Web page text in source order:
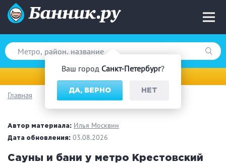
Ваш город Санкт-Петербург?
ДА, ВЕРНО НЕТ
Вид парной
Русская баня
Финская сауна
На дровах
Главная
Автор материала: Илья Москвин
Дата обновления: 03.08.2026
Сауны и бани у метро Крестовский